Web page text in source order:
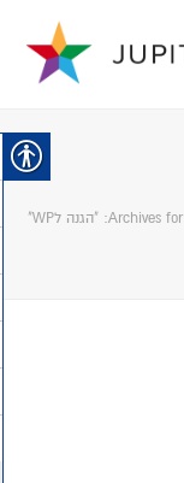
Archives for: "הגנה לWP"